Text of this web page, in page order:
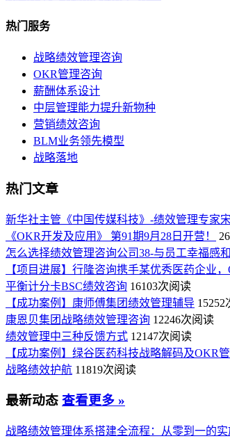
热门服务
战略绩效管理咨询
OKR管理咨询
薪酬体系设计
中层管理能力提升新物种
营销绩效咨询
BLM业务领先模型
战略落地
热门文章
新华社主管《中国传媒科技》-绩效管理专家
《OKR开发及应用》 第91期9月28日开营！
怎么选择绩效管理咨询公司38-与员工幸福感
【项目进展】行隆咨询携手某优秀医药企业
平衡计分卡BSC绩效咨询 16103次阅读
【成功案例】康师傅集团绩效管理辅导 15252
康恩贝集团战略绩效管理咨询 12246次阅读
绩效管理中三种反馈方式 12147次阅读
【成功案例】绿谷医药科技战略解码及OKR
战略绩效护航 11819次阅读
最新动态 查看更多 »
战略绩效管理体系搭建全流程：从零到一的实